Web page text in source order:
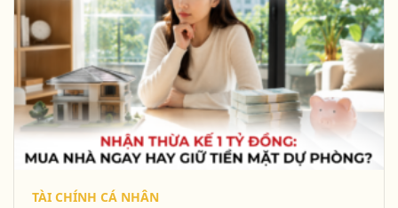
TÀI CHÍNH CÁ NHÂN